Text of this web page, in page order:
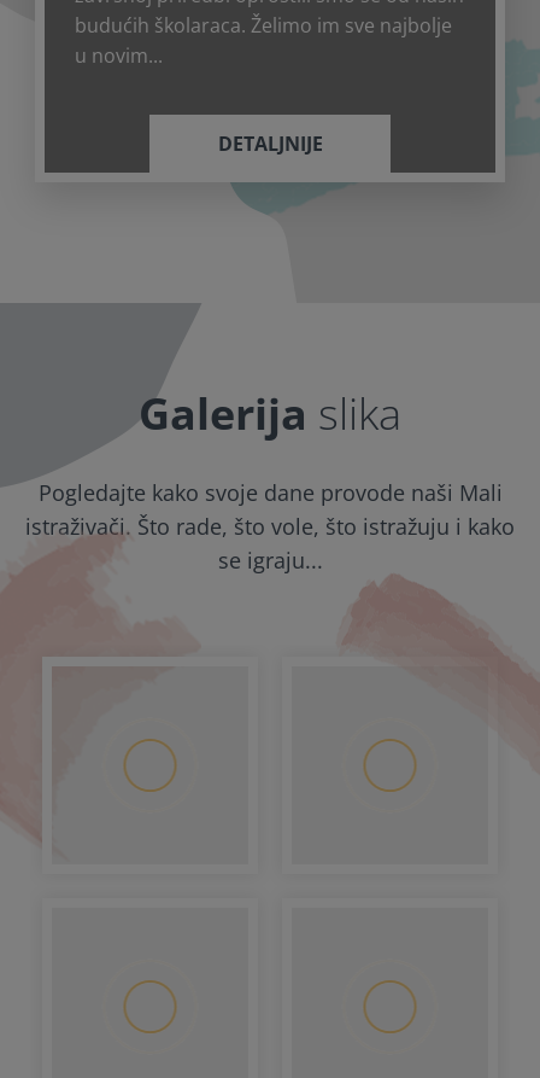
budućih školaraca. Želimo im sve najbolje
u novim...
DETALJNIJE
Galerija slika
Pogledajte kako svoje dane provode naši Mali
istraživači. Što rade, što vole, što istražuju i kako
se igraju...